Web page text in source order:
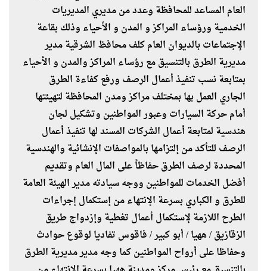
العام المساعد للمحافظة وعدد من مديري المديريات
الخدمية ورؤساء المراكز و المدن و الأحياء وذلك بقاعة
الإجتماعات بالديوان العام كلف محافظ الشرقية مدير
مديرية الطرق بالتنسيق مع رؤساء المراكز والمدن و الأحياء
بمتابعة نسب تنفيذ أعمال الرصف ورفع كفاءة الطرق
الجاري العمل بها بمختلف مراكز ومدن المحافظة لتهيئتها
أمام حركة السيارات وعبور المواطنين وتشكيل لجان
هندسية لمتابعة أعمال الشركات المسند لها تنفيذ أعمال
الرصف للتأكد من إلتزامها بالمواصفات الإنشائية والهندسية
المحددة لرصف الطرق حفاظاً على المال العام وتقديم
أفضل الخدمات للمواطنين ووجه سيادته مدير الهيئة العامة
للطرق و الكباري بسرعة الإنتهاء من إستكمال إجراءات
الطرح اللازمة لإستكمال أعمال تغطية وإزدواج طريق
الزقازيق / ههيا / أبو كبير / فاقوس تفاديا لوقوع حوادث
وحفاظا على أرواح المواطنين كما وجه مدير مديرية الطرق